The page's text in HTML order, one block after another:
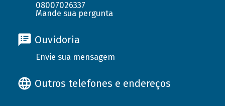
08007026337
Mande sua pergunta
Ouvidoria
Envie sua mensagem
Outros telefones e endereços